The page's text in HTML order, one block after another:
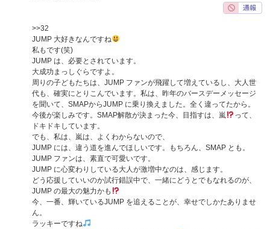
>>32
JUMP 大好きなんですね
私もです(笑)
JUMP は、必要とされています。
大成功まっしぐらですよ。
周りの子どもたちは、JUMP ファンが飛躍して増えているし、大人世
代も、確実にとりこんでいます。私は、昨年のバースデーメッセージ
を聞いて、SMAPからJUMP に乗り換えました。全く違ってたから。
今後が楽しみです。SMAP解散が決まった今、目指すは、嵐
って、
ドキドキしています。
でも、私は、嵐は、よくわからないので、
JUMP には、違う道を進んでほしいです。もちろん、SMAP とも。
JUMP ファンは、素直で可愛いです。
JUMP に心変わりしている大人が激増中なのは、感じます。
どう応援していいのか試行錯誤中で、一緒にどうとでもなれるのが、
JUMP の最大の魅力かも
今、一番、輝いているJUMP を追えることが、幸せでしかたありませ
ん。
ラッキーですね